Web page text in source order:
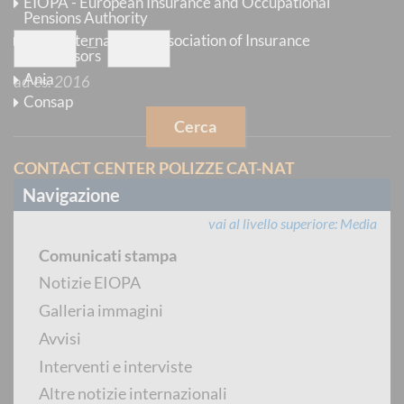
con anno pubblicazione compreso tra
—
ad es.2016
Cerca
Navigazione
vai al livello superiore Media
Comunicati stampa
Notizie EIOPA
Galleria immagini
Avvisi
Interventi e interviste
Altre notizie internazionali
Pensions Authority
IAIS - International Association of Insurance
Supervisors
Ania
Consap
CONTACT CENTER POLIZZE CAT-NAT
per chiamate dall'estero
CONTACT CENTER INTERMEDIARI